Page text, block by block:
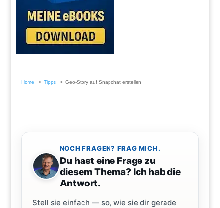
Home Tipps Geo-Story auf Snapchat erstellen
NOCH FRAGEN? FRAG MICH.
Du hast eine Frage zu
diesem Thema? Ich hab die
Antwort.
Stell sie einfach — so, wie sie dir gerade